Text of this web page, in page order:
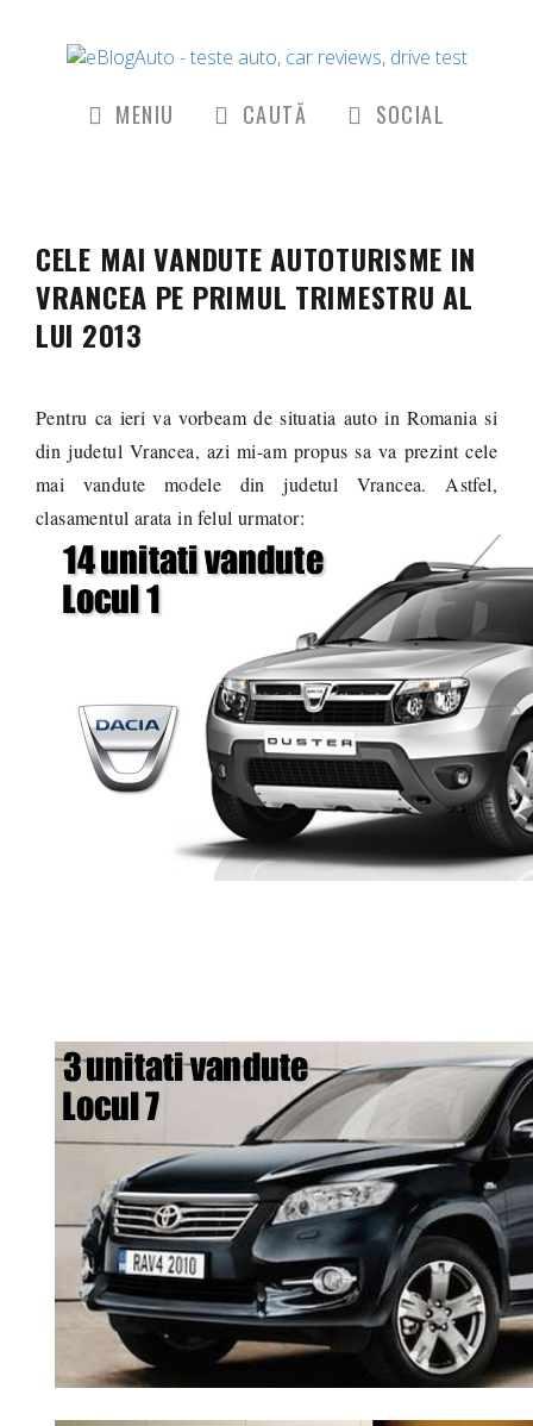
MENIU CAUTĂ SOCIAL
CELE MAI VANDUTE AUTOTURISME IN
VRANCEA PE PRIMUL TRIMESTRU AL
LUI 2013
Pentru ca ieri va vorbeam de situatia auto in Romania si
din judetul Vrancea, azi mi-am propus sa va prezint cele
mai vandute modele din judetul Vrancea. Astfel,
clasamentul arata in felul urmator: